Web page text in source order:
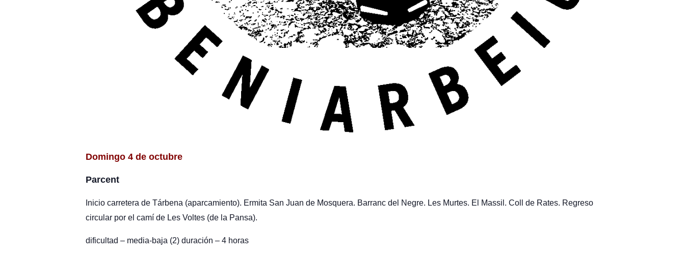
Domingo 4 de octubre
Parcent
Inicio carretera de Tárbena (aparcamiento). Ermita San Juan de Mosquera. Barranc del Negre. Les Murtes. El Massil. Coll de Rates. Regreso
circular por el camí de Les Voltes (de la Pansa).
dificultad – media-baja (2) duración – 4 horas